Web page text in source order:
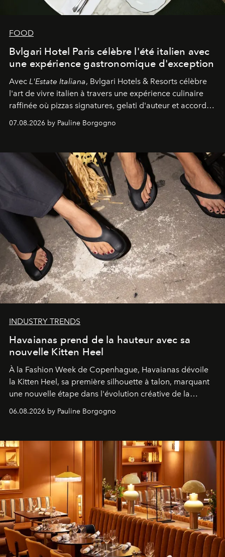
FOOD
Bvlgari Hotel Paris célèbre l'été italien avec
une expérience gastronomique d'exception
Avec L'Estate Italiana, Bvlgari Hotels & Resorts célèbre
l'art de vivre italien à travers une expérience culinaire
raffinée où pizzas signatures, gelati d'auteur et accords
07.08.2026 by Pauline Borgogno
INDUSTRY TRENDS
Havaianas prend de la hauteur avec sa
nouvelle Kitten Heel
À la Fashion Week de Copenhague, Havaianas dévoile
la Kitten Heel, sa première silhouette à talon, marquant
une nouvelle étape dans l'évolution créative de la
06.08.2026 by Pauline Borgogno